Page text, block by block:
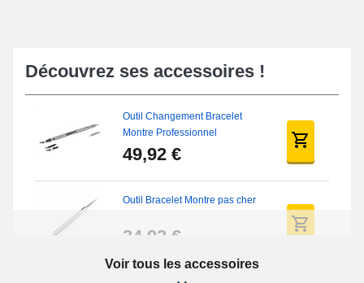
Découvrez ses accessoires !
Outil Changement Bracelet
Montre Professionnel
49,92 €
Outil Bracelet Montre pas cher
34,92 €
Voir tous les accessoires